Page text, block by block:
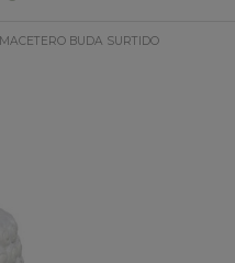
MACETERO BUDA SURTIDO